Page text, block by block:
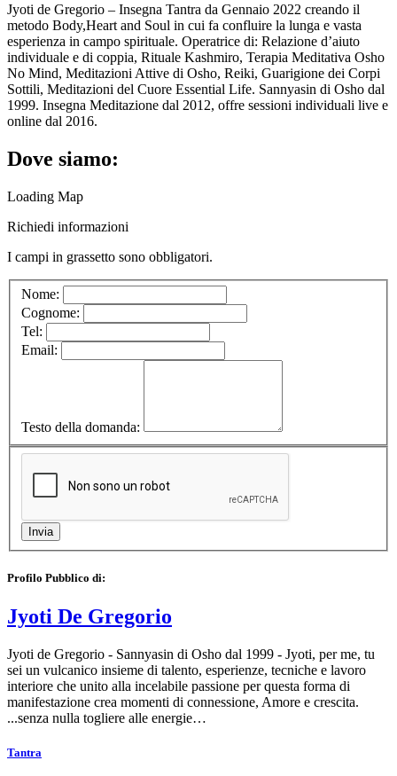
Jyoti de Gregorio – Insegna Tantra da Gennaio 2022 creando il
metodo Body,Heart and Soul in cui fa confluire la lunga e vasta
esperienza in campo spirituale. Operatrice di: Relazione d’aiuto
individuale e di coppia, Rituale Kashmiro, Terapia Meditativa Osho
No Mind, Meditazioni Attive di Osho, Reiki, Guarigione dei Corpi
Sottili, Meditazioni del Cuore Essential Life. Sannyasin di Osho dal
1999. Insegna Meditazione dal 2012, offre sessioni individuali live e
online dal 2016.
Dove siamo:
Loading Map
Richiedi informazioni
I campi in grassetto sono obbligatori.
Nome:
Cognome:
Tel:
Email:
Testo della domanda:
Profilo Pubblico di:
Jyoti De Gregorio
Jyoti de Gregorio - Sannyasin di Osho dal 1999 - Jyoti, per me, tu
sei un vulcanico insieme di talento, esperienze, tecniche e lavoro
interiore che unito alla incelabile passione per questa forma di
manifestazione crea momenti di connessione, Amore e crescita.
...senza nulla togliere alle energie…
Tantra